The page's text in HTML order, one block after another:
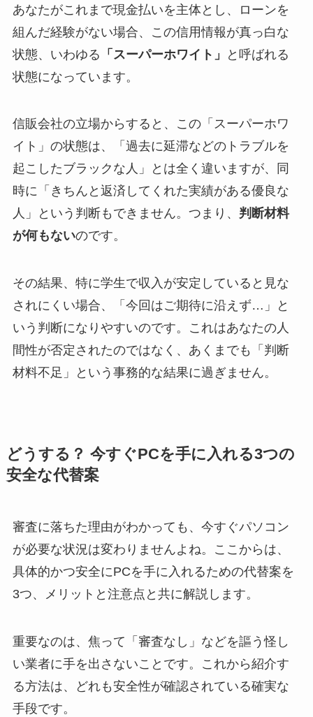
あなたがこれまで現金払いを主体とし、ローンを
組んだ経験がない場合、この信用情報が真っ白な
状態、いわゆる 「スーパーホワイト」
と呼ばれる
状態になっています。
信販会社の立場からすると、この「スーパーホワ
イト」の状態は、「過去に延滞などのトラブルを
起こしたブラックな人」とは全く違いますが、同
時に「きちんと返済してくれた実績がある優良な
人」という判断もできません。つまり、 判断材料
が何もないのです。
その結果、特に学生で収入が安定していると見な
されにくい場合、「今回はご期待に沿えず…」と
いう判断になりやすいのです。これはあなたの人
間性が否定されたのではなく、あくまでも「判断
材料不足」という事務的な結果に過ぎません。
どうする？ 今すぐPCを手に入れる3つの
安全な代替案
審査に落ちた理由がわかっても、今すぐパソコン
が必要な状況は変わりませんよね。ここからは、
具体的かつ安全にPCを手に入れるための代替案を
3つ、メリットと注意点と共に解説します。
重要なのは、焦って「審査なし」などを謳う怪し
い業者に手を出さないことです。これから紹介す
る方法は、どれも安全性が確認されている確実な
手段です。